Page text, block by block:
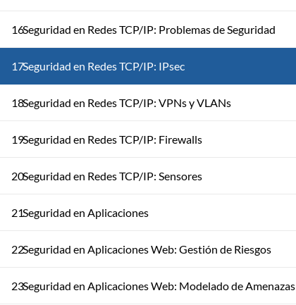
16Seguridad en Redes TCP/IP: Problemas de Seguridad
17Seguridad en Redes TCP/IP: IPsec
18Seguridad en Redes TCP/IP: VPNs y VLANs
19Seguridad en Redes TCP/IP: Firewalls
20Seguridad en Redes TCP/IP: Sensores
21Seguridad en Aplicaciones
22Seguridad en Aplicaciones Web: Gestión de Riesgos
23Seguridad en Aplicaciones Web: Modelado de Amenazas